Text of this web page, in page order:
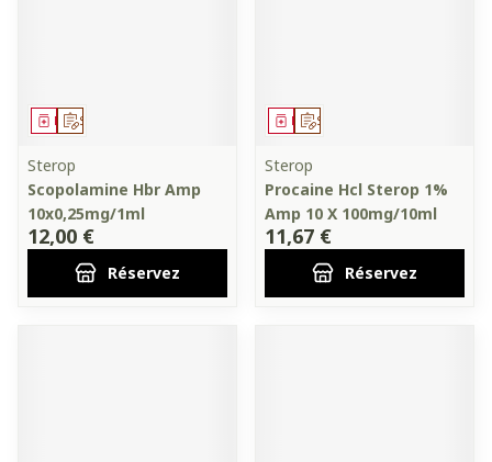
Sur prescription
Médicament
Sterop
Scopolamine Hbr Amp
10x0,25mg/1ml
12,00 €
Réservez
Sur prescription
Médicament
Sterop
Procaine Hcl Sterop 1%
Amp 10 X 100mg/10ml
11,67 €
Réservez